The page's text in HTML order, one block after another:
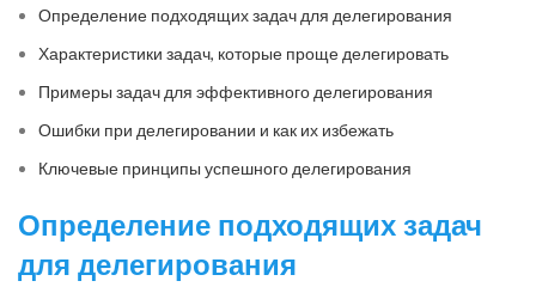
Определение подходящих задач для делегирования
Характеристики задач, которые проще делегировать
Примеры задач для эффективного делегирования
Ошибки при делегировании и как их избежать
Ключевые принципы успешного делегирования
Определение подходящих задач
для делегирования